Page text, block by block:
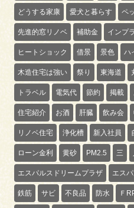
どうする家康 愛犬と暮らす ペ
先進的窓リノベ 補助金 インプ
ヒートショック 借景 景色 ハ
木造住宅は強い 祭り 東海道
トラベル 電気代 節約 掲載
住宅紹介 お酒 肝臓 飲み会
リノベ住宅 浄化槽 新入社員
ローン金利 黄砂 PM2.5 三
エスパルスドリームプラザ エス
鉄筋 サビ 不良品 防水 Ｆ